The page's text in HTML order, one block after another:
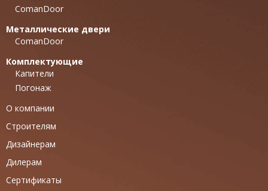
ComanDoor
Металлические двери
ComanDoor
Комплектующие
Капители
Погонаж
О компании
Строителям
Дизайнерам
Дилерам
Сертификаты